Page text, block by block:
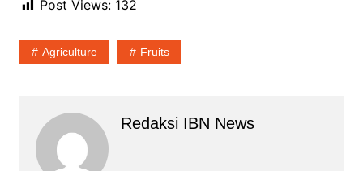
Post Views: 132
Agriculture Fruits
Redaksi IBN News